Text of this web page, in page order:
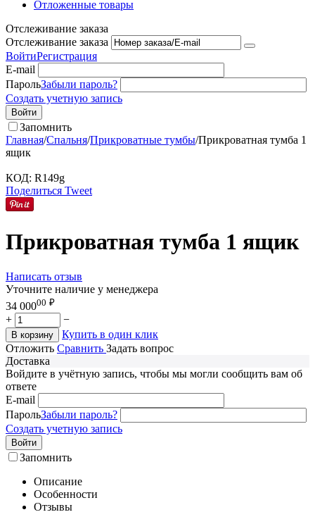
Отложенные товары
Отслеживание заказа
Отслеживание заказа
ВойтиРегистрация
E-mail
ПарольЗабыли пароль?
Создать учетную запись
Войти
Запомнить
Главная/Спальня/Прикроватные тумбы/Прикроватная тумба 1
ящик
КОД: R149g
Поделиться Tweet
Прикроватная тумба 1 ящик
Написать отзыв
Уточните наличие у менеджера
34 00000 ₽
+ −
В корзину
Купить в один клик
Отложить Сравнить Задать вопрос
Доставка
Войдите в учётную запись, чтобы мы могли сообщить вам об
ответе
E-mail
ПарольЗабыли пароль?
Создать учетную запись
Войти
Запомнить
Описание
Особенности
Отзывы